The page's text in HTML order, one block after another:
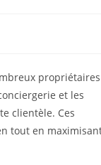
propriétaires
et les
clientèle. Ces
tout en